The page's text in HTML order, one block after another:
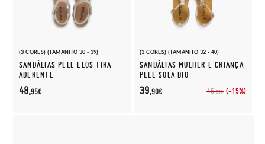
(3 CORES) (TAMANHO 30 - 39)
SANDÁLIAS PELE ELOS TIRA
ADERENTE
48,95€
(3 CORES) (TAMANHO 32 - 40)
SANDÁLIAS MULHER E CRIANÇA
PELE SOLA BIO
46,95€ (-15%)
39,90€